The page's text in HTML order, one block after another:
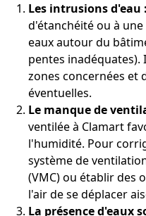
Les intrusions d'eau :
d'étanchéité ou à
eaux autour du
pentes
zones concernées et
éventuelles.
Le manque de
ventilée à Clamart
l'humidité. Pour
système de
(VMC) ou établir des
l'air de se déplacer
La présence d'eaux